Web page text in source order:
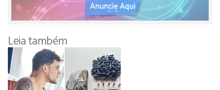
Leia também